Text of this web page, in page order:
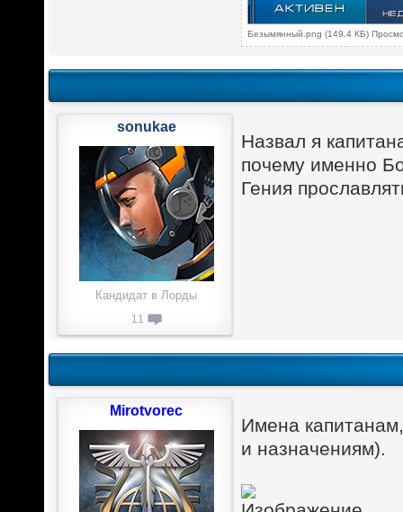
Безымянный.png (149.4 КБ)
Назвал я
почему именно
Гения
sonukae
Кандидат в Лорды
11
Имена
и назначениям).
Mirotvorec